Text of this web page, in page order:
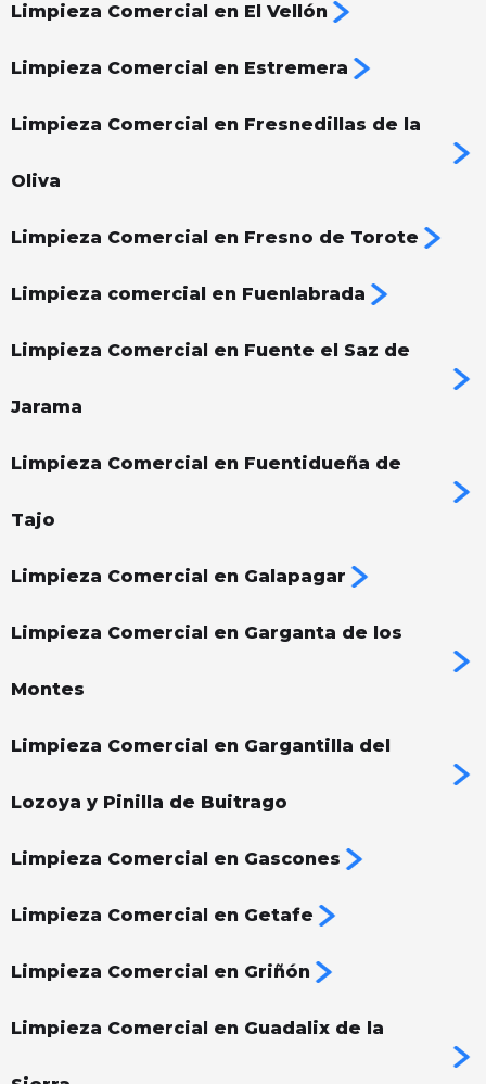
Limpieza Comercial en El Vellón
Limpieza Comercial en Estremera
Limpieza Comercial en Fresnedillas de la
Oliva
Limpieza Comercial en Fresno de Torote
Limpieza comercial en Fuenlabrada
Limpieza Comercial en Fuente el Saz de
Jarama
Limpieza Comercial en Fuentidueña de
Tajo
Limpieza Comercial en Galapagar
Limpieza Comercial en Garganta de los
Montes
Limpieza Comercial en Gargantilla del
Lozoya y Pinilla de Buitrago
Limpieza Comercial en Gascones
Limpieza Comercial en Getafe
Limpieza Comercial en Griñón
Limpieza Comercial en Guadalix de la